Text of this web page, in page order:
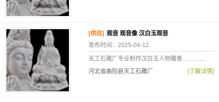
[供应] 观音 观音像 汉白玉观音
发布时间：2025-04-12
天工石雕厂专业制作汉白玉人物雕像...............
河北省曲阳县天工石雕厂
[了解详情]